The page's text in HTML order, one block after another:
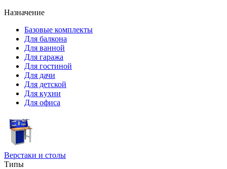
Назначение
Базовые комплекты
Для балкона
Для ванной
Для гаража
Для гостиной
Для дачи
Для детской
Для кухни
Для офиса
Верстаки и столы
Типы